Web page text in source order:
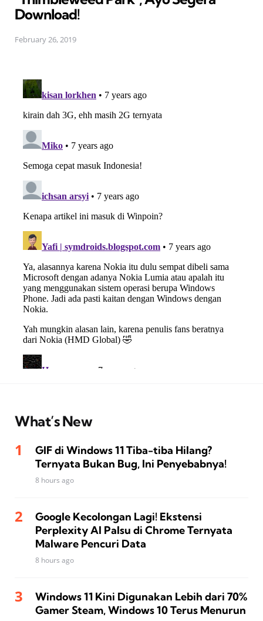
Download!
February 26, 2019
What’s New
GIF di Windows 11 Tiba-tiba Hilang?
Ternyata Bukan Bug, Ini Penyebabnya!
8 hours ago
Google Kecolongan Lagi! Ekstensi
Perplexity AI Palsu di Chrome Ternyata
Malware Pencuri Data
8 hours ago
Windows 11 Kini Digunakan Lebih dari 70%
Gamer Steam, Windows 10 Terus Menurun